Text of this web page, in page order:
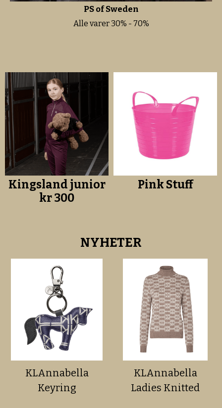
PS of Sweden
Alle varer 30% - 70%
Kingsland junior
kr 300
Pink Stuff
NYHETER
KLAnnabella
Keyring
KLAnnabella
Ladies Knitted